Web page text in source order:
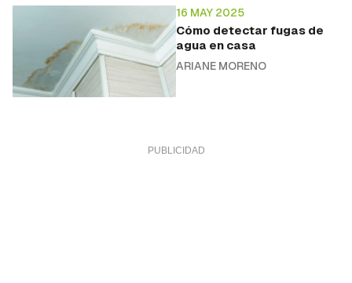
16 MAY 2025
Cómo detectar fugas de
agua en casa
ARIANE MORENO